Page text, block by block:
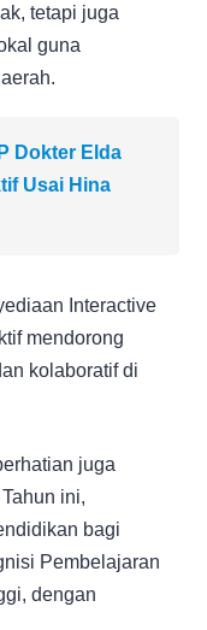
tetapi juga
guna
Dokter Elda
Usai Hina
Interactive
mendorong
kolaboratif di
juga
ini,
bagi
Pembelajaran
dengan